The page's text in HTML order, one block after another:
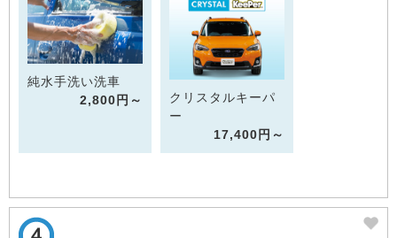
純水手洗い洗車
2,800円～
クリスタルキーパ
ー
17,400円～